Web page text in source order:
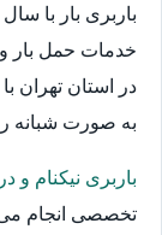
باربری بار با
خدمات حمل بار و
در استان تهران
به صورت شبانه
باربری نیکنام و
تخصصی انجام می